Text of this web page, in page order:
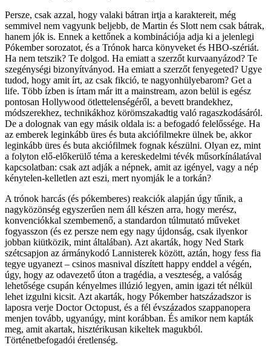
Persze, csak azzal, hogy valaki bátran irtja a karaktereit, még
semmivel nem vagyunk beljebb, de Martin és Slott nem csak bátrak,
hanem jók is. Ennek a kettőnek a kombinációja adja ki a jelenlegi
Pókember sorozatot, és a Trónok harca könyveket és HBO-szériát.
Ha nem tetszik? Te dolgod. Ha emiatt a szerzőt kurvaanyázod? Te
szegénységi bizonyítványod. Ha emiatt a szerzőt fenyegeted? Ugye
tudod, hogy amit írt, az csak fikció, te nagyonhülyebarom? Get a
life. Több ízben is írtam már itt a mainstream, azon belül is egész
pontosan Hollywood ötlettelenségéről, a bevett brandekhez,
módszerekhez, technikákhoz körömszakadtig való ragaszkodásáról.
De a dolognak van egy másik oldala is: a befogadó felelőssége. Ha
az emberek leginkább üres és buta akciófilmekre ülnek be, akkor
leginkább üres és buta akciófilmek fognak készülni. Olyan ez, mint
a folyton elő-előkerülő téma a kereskedelmi tévék műsorkínálatával
kapcsolatban: csak azt adják a népnek, amit az igényel, vagy a nép
kénytelen-kelletlen azt eszi, mert nyomják le a torkán?
A trónok harcás (és pókemberes) reakciók alapján úgy tűnik, a
nagyközönség egyszerűen nem áll készen arra, hogy merész,
konvenciókkal szembemenő, a standardon túlmutató műveket
fogyasszon (és ez persze nem egy nagy újdonság, csak ilyenkor
jobban kiütközik, mint általában). Azt akarták, hogy Ned Stark
szétcsapjon az ármánykodó Lannisterek között, aztán, hogy fess fia
tegye ugyanezt – csinos masnival díszített happy enddel a végén,
úgy, hogy az odavezető úton a tragédia, a veszteség, a valóság
lehetősége csupán kényelmes illúzió legyen, amin igazi tét nélkül
lehet izgulni kicsit. Azt akarták, hogy Pókember hatszázadszor is
laposra verje Doctor Octopust, és a fél évszázados szappanopera
menjen tovább, ugyanúgy, mint korábban. És amikor nem kapták
meg, amit akartak, hisztérikusan kikeltek magukból.
Történetbefogadói éretlenség.